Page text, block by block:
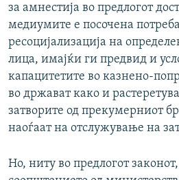
за амнестија во предлогот
медиумите е посочена
ресоцијализација на
лица, имајќи ги предвид и
капацитетите во казнено-
во држават како и
затворите од прекумерниот
наоѓаат на отслужување на
Но, ниту во предлогот